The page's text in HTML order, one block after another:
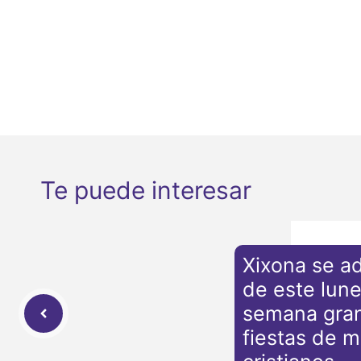
Te puede interesar
Xixona se
de este
semana
fiestas de